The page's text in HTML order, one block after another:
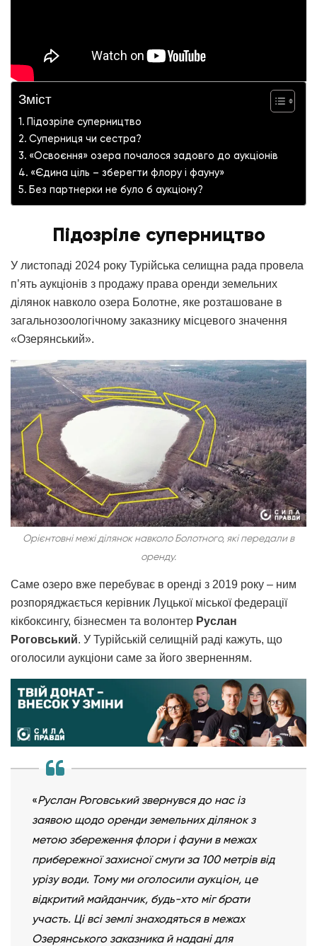
Зміст
Підозріле суперництво
Суперниця чи сестра?
«Освоєння» озера почалося задовго до аукціонів
«Єдина ціль – зберегти флору і фауну»
Без партнерки не було б аукціону?
Підозріле суперництво
У листопаді 2024 року Турійська селищна рада провела
п’ять аукціонів з продажу права оренди земельних
ділянок навколо озера Болотне, яке розташоване в
загальнозоологічному заказнику місцевого значення
«Озерянський».
Орієнтовні межі ділянок навколо Болотного, які передали в
оренду.
Саме озеро вже перебуває в оренді з 2019 року – ним
розпоряджається керівник Луцької міської федерації
кікбоксингу, бізнесмен та волонтер Руслан
Роговський. У Турійській селищній раді кажуть, що
оголосили аукціони саме за його зверненням.
«Руслан Роговський звернувся до нас із
заявою щодо оренди земельних ділянок з
метою збереження флори і фауни в межах
прибережної захисної смуги за 100 метрів від
урізу води. Тому ми оголосили аукціон, це
відкритий майданчик, будь-хто міг брати
участь. Ці всі землі знаходяться в межах
Озерянського заказника й надані для